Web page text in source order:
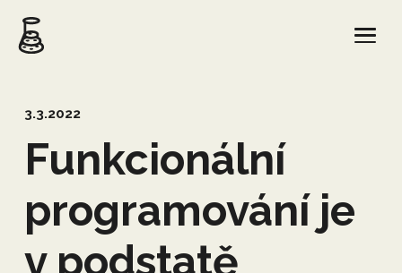
3.3.2022
Funkcionální
programování je
v podstatě